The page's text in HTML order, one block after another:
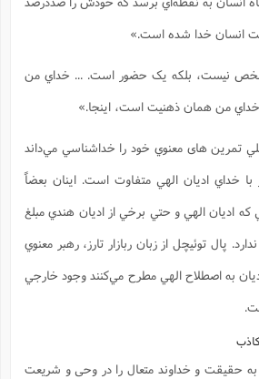
انسان خدا شده است.»
نيست، بلکه يک حضور است. ... خداي من
من همان ذهنيت است،‌ اينجا.»
تمرين های معنوي خود را خداشناسي مي‌داند
با خداي اديان الهي متفاوت است. اينان بعضاً
اديان الهي و حتي برخي از اديان هندي مبلغ
پال توئيچل از زبان ربازار تارز، رهبر معنوي
به اصطلاح الهي مطرح مي‌کنند وجود خارجي
حقیقت و خداوند متعال را در وحی و شریعت